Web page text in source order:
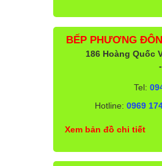
BẾP PHƯƠNG
186 Hoàng Quốc
Tel:
Hotline:0969
Xem bản đồ chi tiết